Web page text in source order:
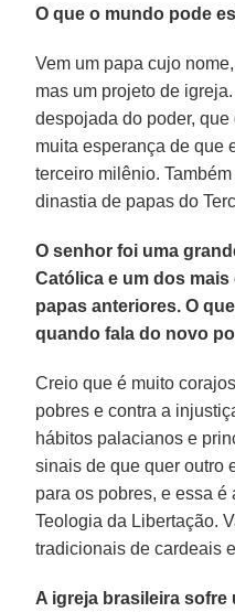
O que o mundo pode
Vem um papa cujo nome,
mas um projeto de
despojada do poder,
muita esperança de que
terceiro milênio.
dinastia de papas do
O senhor foi uma
Católica e um dos
papas anteriores. O
quando fala do novo
Creio que é muito
pobres e contra a
hábitos palacianos e
sinais de que quer outro
para os pobres, e essa é
Teologia da Libertação.
tradicionais de cardeais
A igreja brasileira sofre